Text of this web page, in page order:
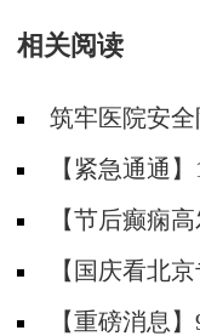
相关阅读
筑牢医院安
防安全培训纪实
【紧急通通
神经内科胡颖教
【节后癫痫
院陈葵博士免费
题！
【国庆看北
天坛&首钢医院
【重磅消息